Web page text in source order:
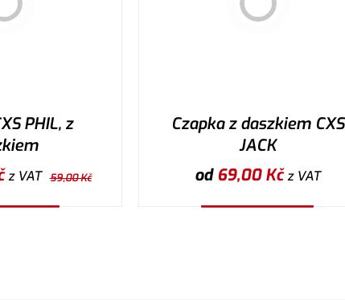
PHIL, z
z VAT 59,00Kč
Czapka z daszkiem CXS
JACK
od69,00Kčz VAT